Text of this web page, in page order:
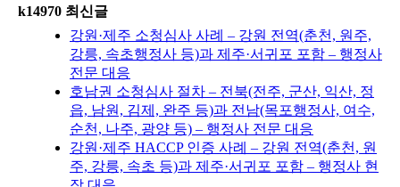
k14970 최신글
강원·제주 소청심사 사례 – 강원 전역(춘천, 원주,
강릉, 속초행정사 등)과 제주·서귀포 포함 – 행정사
전문 대응
호남권 소청심사 절차 – 전북(전주, 군산, 익산, 정
읍, 남원, 김제, 완주 등)과 전남(목포행정사, 여수,
순천, 나주, 광양 등) – 행정사 전문 대응
강원·제주 HACCP 인증 사례 – 강원 전역(춘천, 원
주, 강릉, 속초 등)과 제주·서귀포 포함 – 행정사 현